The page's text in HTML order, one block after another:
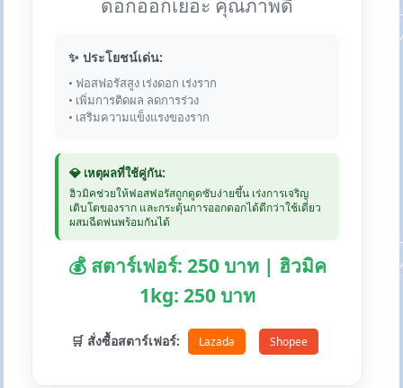
ดอกออกเยอะ คุณภาพดี
✨ ประโยชน์เด่น:
• ฟอสฟอรัสสูง เร่งดอก เร่งราก
• เพิ่มการติดผล ลดการร่วง
• เสริมความแข็งแรงของราก
💎 เหตุผลที่ใช้คู่กัน:
ฮิวมิคช่วยให้ฟอสฟอรัสถูกดูดซับง่ายขึ้น เร่งการเจริญ
เติบโตของราก และกระตุ้นการออกดอกได้ดีกว่าใช้เดี่ยว
ผสมฉีดพ่นพร้อมกันได้
💰 สตาร์เฟอร์: 250 บาท | ฮิวมิค
1kg: 250 บาท
🛒 สั่งซื้อสตาร์เฟอร์: Lazada Shopee